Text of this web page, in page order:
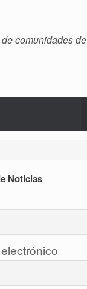
comunidades de
Noticias